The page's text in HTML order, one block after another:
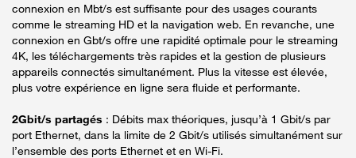
connexion en Mbt/s est suffisante pour des usages courants
comme le streaming HD et la navigation web. En revanche, une
connexion en Gbt/s offre une rapidité optimale pour le streaming
4K, les téléchargements très rapides et la gestion de plusieurs
appareils connectés simultanément. Plus la vitesse est élevée,
plus votre expérience en ligne sera fluide et performante.
2Gbit/s partagés : Débits max théoriques, jusqu’à 1 Gbit/s par
port Ethernet, dans la limite de 2 Gbit/s utilisés simultanément sur
l’ensemble des ports Ethernet et en Wi-Fi.